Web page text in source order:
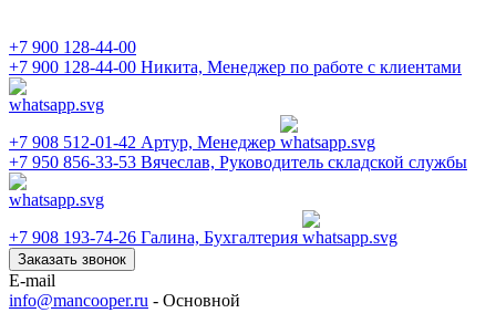
+7 900 128-44-00
+7 900 128-44-00 Никита, Менеджер по работе с клиентами
+7 908 512-01-42 Артур, Менеджер
+7 950 856-33-53 Вячеслав, Руководитель складской службы
+7 908 193-74-26 Галина, Бухгалтерия
Заказать звонок
E-mail
info@mancooper.ru - Основной